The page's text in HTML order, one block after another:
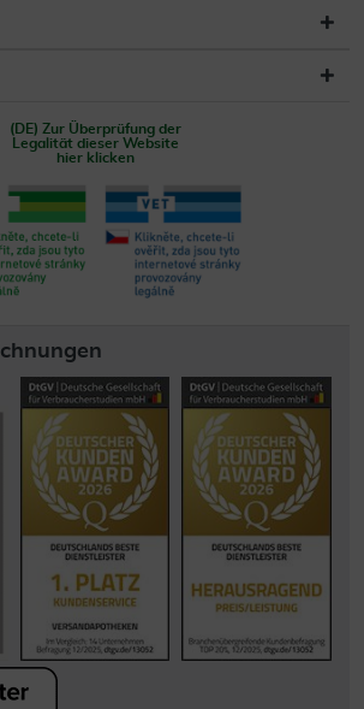
(DE) Zur Überprüfung der
Legalität dieser Website
hier klicken